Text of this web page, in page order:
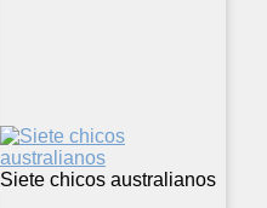
Siete chicos australianos